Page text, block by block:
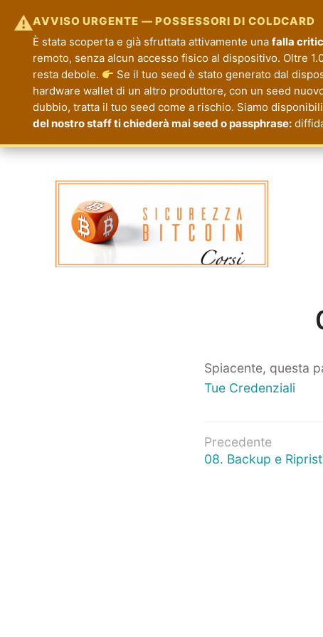
⚠AVVISO URGENTE — POSSESSORI DI COLDCARD
È stata scoperta e già sfruttata attivamente una falla
remoto, senza alcun accesso fisico al dispositivo. Oltre
resta debole.
Se il tuo seed è stato generato dal
hardware wallet di un altro produttore, con un seed
dubbio, tratta il tuo seed come a rischio. Siamo
del nostro staff ti chiederà mai seed o passphrase:
Spiacente, questa
Tue Credenziali
articoli
Precedente
Articolo
08. Backup e